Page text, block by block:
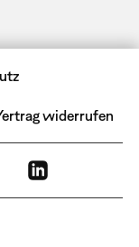
widerrufen